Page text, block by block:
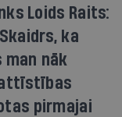
Loids Raits:
ka
nāk
pirmajai